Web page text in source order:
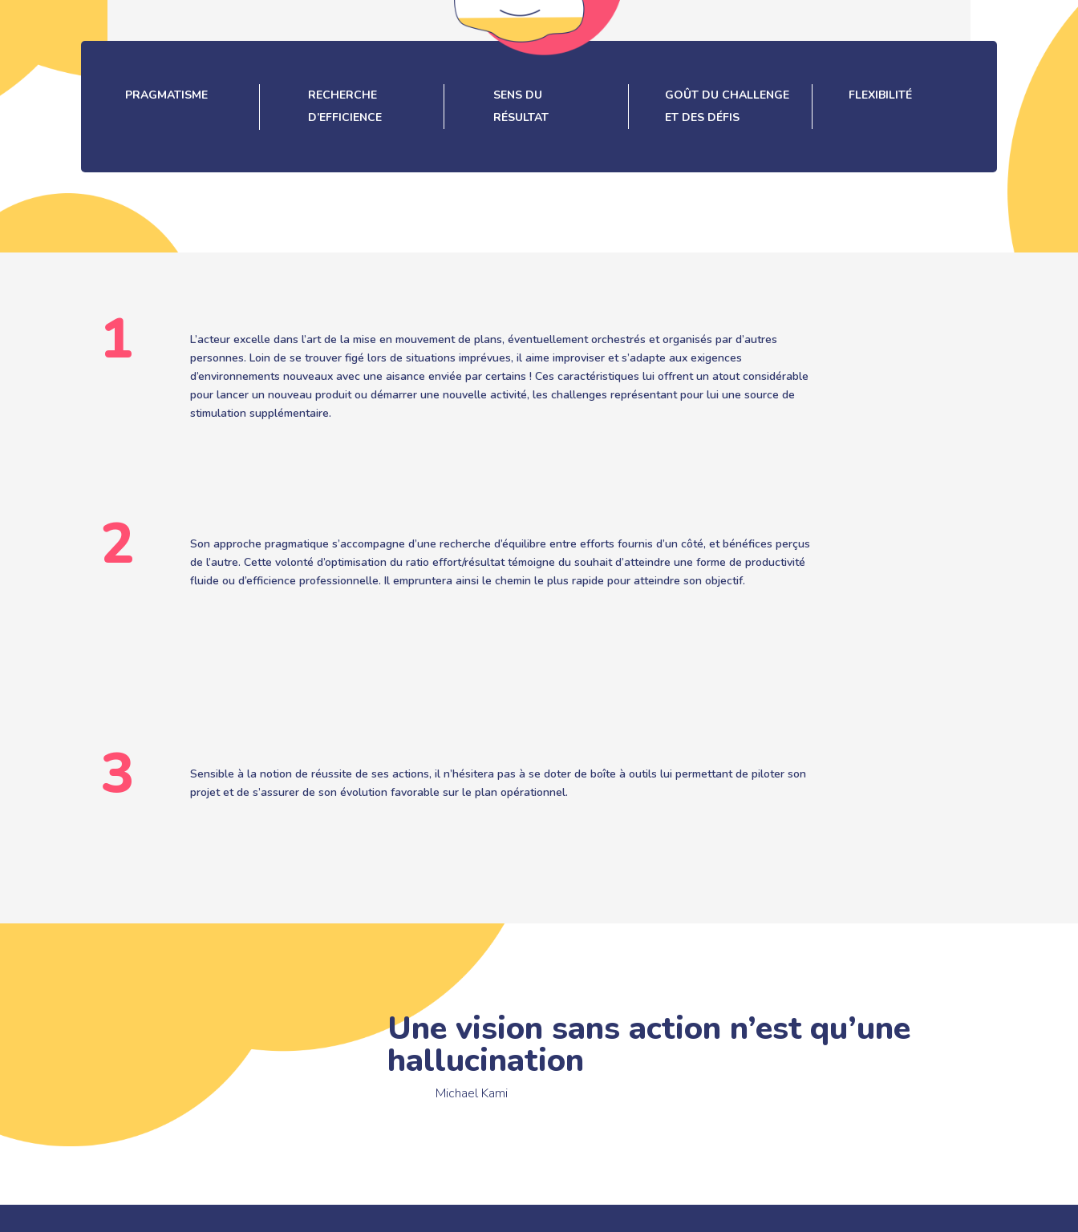
PRAGMATISME
RECHERCHE
D’EFFICIENCE
SENS DU
RÉSULTAT
GOÛT DU CHALLENGE
ET DES DÉFIS
FLEXIBILITÉ
1
L’acteur excelle dans l’art de la mise en mouvement de plans, éventuellement orchestrés et organisés par d’autres
personnes. Loin de se trouver figé lors de situations imprévues, il aime improviser et s’adapte aux exigences
d’environnements nouveaux avec une aisance enviée par certains ! Ces caractéristiques lui offrent un atout considérable
pour lancer un nouveau produit ou démarrer une nouvelle activité, les challenges représentant pour lui une source de
stimulation supplémentaire.
2
Son approche pragmatique s’accompagne d’une recherche d’équilibre entre efforts fournis d’un côté, et bénéfices perçus
de l’autre. Cette volonté d’optimisation du ratio effort/résultat témoigne du souhait d’atteindre une forme de productivité
fluide ou d’efficience professionnelle. Il empruntera ainsi le chemin le plus rapide pour atteindre son objectif.
3
Sensible à la notion de réussite de ses actions, il n’hésitera pas à se doter de boîte à outils lui permettant de piloter son
projet et de s’assurer de son évolution favorable sur le plan opérationnel.
Une vision sans action n’est qu’une
hallucination
Michael Kami